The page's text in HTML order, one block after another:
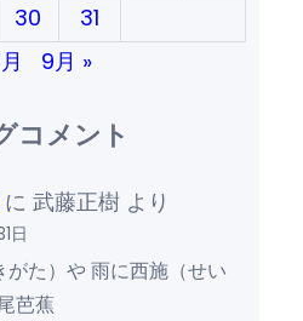
30
31
9月 »
コメント
に武藤正樹 より
日
がた）や 雨に西施（せい
芭蕉